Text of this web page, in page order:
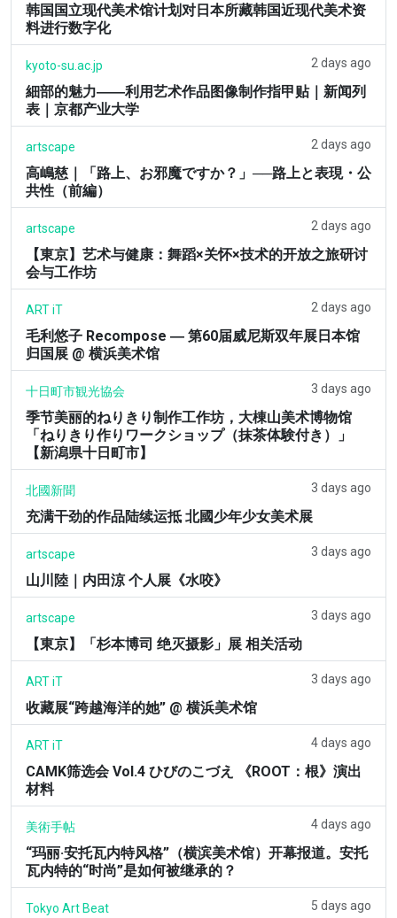
韩国国立现代美术馆计划对日本所藏韩国近现代美术资
料进行数字化
kyoto-su.ac.jp 2 days ago
細部的魅力――利用艺术作品图像制作指甲贴｜新闻列
表｜京都产业大学
artscape 2 days ago
高嶋慈｜「路上、お邪魔ですか？」──路上と表現・公
共性（前編）
artscape 2 days ago
【東京】艺术与健康：舞蹈×关怀×技术的开放之旅研讨
会与工作坊
ART iT 2 days ago
毛利悠子 Recompose ― 第60届威尼斯双年展日本馆
归国展 @ 横浜美术馆
十日町市観光協会 3 days ago
季节美丽的ねりきり制作工作坊，大棟山美术博物馆
「ねりきり作りワークショップ（抹茶体験付き）」
【新潟県十日町市】
北國新聞 3 days ago
充满干劲的作品陆续运抵 北國少年少女美术展
artscape 3 days ago
山川陸｜内田涼 个人展《水咬》
artscape 3 days ago
【東京】「杉本博司 绝灭摄影」展 相关活动
ART iT 3 days ago
收藏展“跨越海洋的她” @ 横浜美术馆
ART iT 4 days ago
CAMK筛选会 Vol.4 ひびのこづえ 《ROOT：根》演出
材料
美術手帖 4 days ago
“玛丽·安托瓦内特风格”（横滨美术馆）开幕报道。安托
瓦内特的“时尚”是如何被继承的？
Tokyo Art Beat 5 days ago